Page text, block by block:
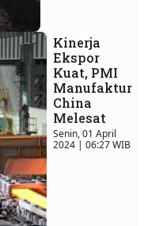
Kinerja
Ekspor
Kuat, PMI
Manufaktur
China
Melesat
Senin, 01 April
2024 | 06:27 WIB